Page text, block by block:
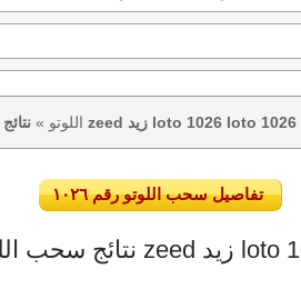
اللوتو »
تفاصيل سحب اللوتو رقم ١٠٢٦